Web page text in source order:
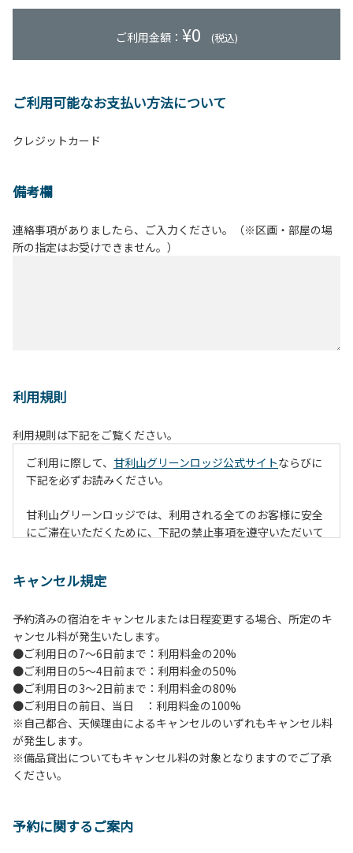
ご利用金額： ¥0 (税込)
ご利用可能なお支払い方法について
クレジットカード
備考欄
連絡事項がありましたら、ご入力ください。（※区画・部屋の場
所の指定はお受けできません。）
利用規則
利用規則は下記をご覧ください。
ご利用に際して、 甘利山グリーンロッジ公式サイトならびに
下記を必ずお読みください。
甘利山グリーンロッジでは、利用される全てのお客様に安全
にご滞在いただくために、下記の禁止事項を遵守いただいて
１.地面での直火による焚火等の火を使う行為
２.防火シートの未設置や消火対策を行わずに火を使う行為
（防火シートや消火グッズ等は無償で貸出します。）
３.夜間を通しての火の利用（消灯時間には原則、完全消火）
４.所定の場所以外での火の利用（喫煙含む）
５.強風時の野外での火の利用（管理者判断となります。）
６.花火
７.周囲に迷惑となるような行為（夜間の大声での談笑等）や
他人に嫌悪感を与えるような行為はお止めください。
８.ごみの投棄
キャンセル規定
予約済みの宿泊をキャンセルまたは日程変更する場合、所定のキ
ャンセル料が発生いたします。
●ご利用日の7～6日前まで：利用料金の20%
●ご利用日の5～4日前まで：利用料金の50%
●ご利用日の3～2日前まで：利用料金の80%
●ご利用日の前日、当日 ：利用料金の100%
※自己都合、天候理由によるキャンセルのいずれもキャンセル料
が発生します。
※備品貸出についてもキャンセル料の対象となりますのでご了承
ください。
予約に関するご案内